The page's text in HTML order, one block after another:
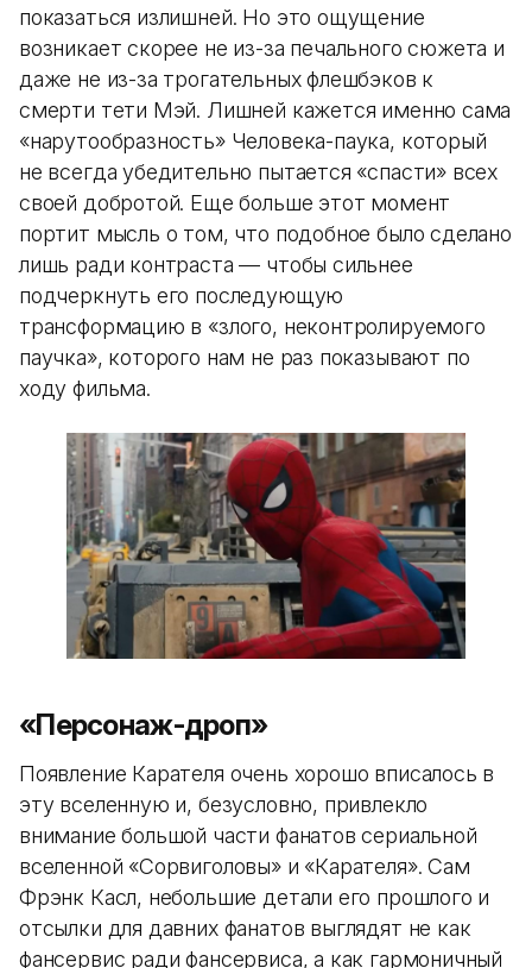
показаться излишней. Но это ощущение
возникает скорее не из-за печального сюжета и
даже не из-за трогательных флешбэков к
смерти тети Мэй. Лишней кажется именно сама
«нарутообразность» Человека-паука, который
не всегда убедительно пытается «спасти» всех
своей добротой. Еще больше этот момент
портит мысль о том, что подобное было сделано
лишь ради контраста — чтобы сильнее
подчеркнуть его последующую
трансформацию в «злого, неконтролируемого
паучка», которого нам не раз показывают по
ходу фильма.
«Персонаж-дроп»
Появление Карателя очень хорошо вписалось в
эту вселенную и, безусловно, привлекло
внимание большой части фанатов сериальной
вселенной «Сорвиголовы» и «Карателя». Сам
Фрэнк Касл, небольшие детали его прошлого и
отсылки для давних фанатов выглядят не как
фансервис ради фансервиса, а как гармоничный